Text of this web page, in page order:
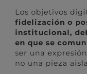
Los objetivos
fidelización o
institucional,
en que se
ser una
no una pieza